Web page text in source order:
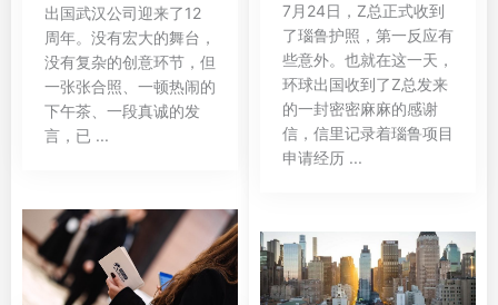
出国武汉公司迎来了12
周年。没有宏大的舞台，
没有复杂的创意环节，但
一张张合照、一顿热闹的
下午茶、一段真诚的发
言，已 ...
7月24日，Z总正式收到
了瑙鲁护照，第一反应有
些意外。也就在这一天，
环球出国收到了Z总发来
的一封密密麻麻的感谢
信，信里记录着瑙鲁项目
申请经历 ...